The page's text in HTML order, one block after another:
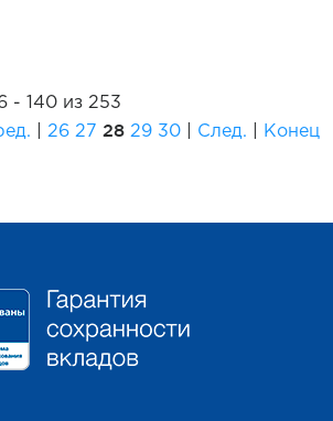
- 140 из 253
26 27 28 29 30 След. Конец